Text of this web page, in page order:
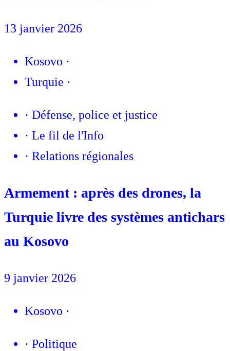
13 janvier 2026
Kosovo ·
Turquie ·
· Défense, police et justice
· Le fil de l'Info
· Relations régionales
Armement : après des drones, la
Turquie livre des systèmes antichars
au Kosovo
9 janvier 2026
Kosovo ·
· Politique